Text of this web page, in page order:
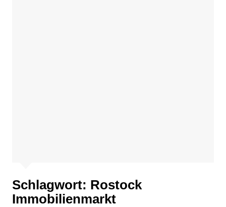
Schlagwort: Rostock
Immobilienmarkt